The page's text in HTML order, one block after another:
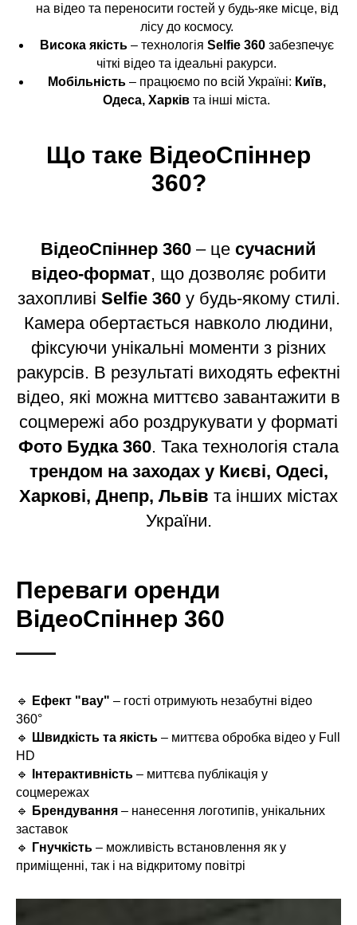
на відео та переносити гостей у будь-яке місце, від
лісу до космосу.
Висока якість– технологія Selfie 360забезпечує
чіткі відео та ідеальні ракурси.
Мобільність– працюємо по всій Україні: Київ,
Одеса, Харків та інші міста.
Що таке ВідеоСпіннер
360?
ВідеоСпіннер 360 – це сучасний
відео-формат, що дозволяє робити
захопливі Selfie 360у будь-якому стилі.
Камера обертається навколо людини,
фіксуючи унікальні моменти з різних
ракурсів. В результаті виходять ефектні
відео, які можна миттєво завантажити в
соцмережі або роздрукувати у форматі
Фото Будка 360. Така технологія стала
трендом на заходах у Києві, Одесі,
Харкові, Днепр, Львiв та інших містах
України.
Переваги оренди
ВiдеоСпіннер 360
🔹 Ефект "вау" – гості отримують незабутні відео
360°
🔹
Швидкість та якість – миттєва обробка відео у Full
HD
🔹
Інтерактивність – миттєва публікація у
соцмережах
🔹
Брендування – нанесення логотипів, унікальних
заставок
🔹
Гнучкість – можливість встановлення як у
приміщенні, так і на відкритому повітрі